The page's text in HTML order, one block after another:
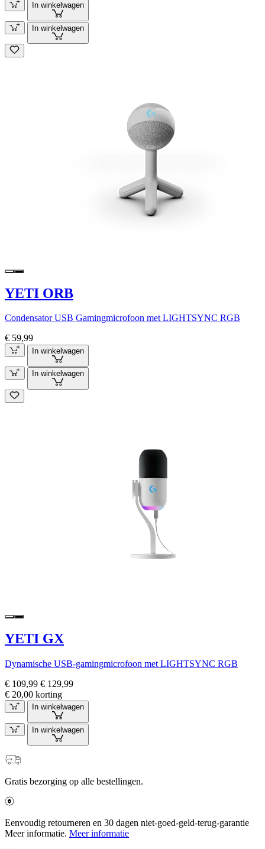
In winkelwagen
In winkelwagen
YETI ORB
Condensator USB Gamingmicrofoon met LIGHTSYNC RGB
€ 59,99
In winkelwagen
In winkelwagen
YETI GX
Dynamische USB-gamingmicrofoon met LIGHTSYNC RGB
€ 109,99 € 129,99
€ 20,00 korting
In winkelwagen
In winkelwagen
Gratis bezorging op alle bestellingen.
Eenvoudig retourneren en 30 dagen niet-goed-geld-terug-garantie
Meer informatie. Meer informatie